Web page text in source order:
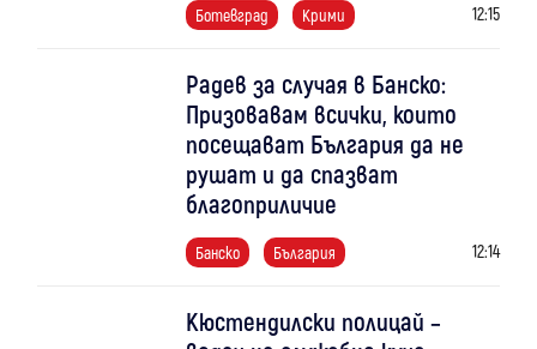
Ботевград Крими 12:15
Радев за случая в Банско:
Призовавам всички, които
посещават България да не
рушат и да спазват
благоприличие
Банско България 12:14
Кюстендилски полицай –